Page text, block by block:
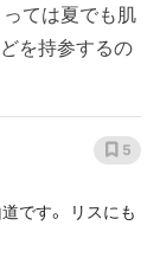
ては夏でも肌
を持参するの
です。 リスにも
5